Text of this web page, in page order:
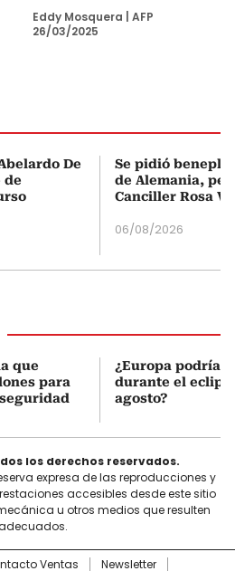
Eddy Mosquera
AFP
26/03/2025
De
de
Se pidió
de Alemania,
Canciller Rosa
06/08/2026
que
para
¿Europa podría
durante el
agosto?
los derechos reservados.
expresa de las reproducciones y
accesibles desde este sitio
u otros medios que resulten
Ventas Newsletter